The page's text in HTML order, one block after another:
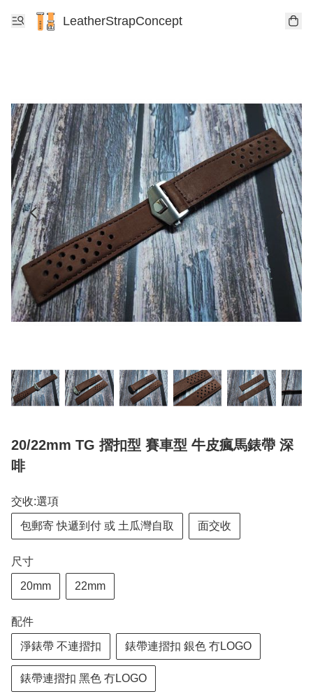
LeatherStrapConcept
20/22mm TG 摺扣型 賽車型 牛皮瘋馬錶帶 深
啡
交收:選項
包郵寄 快遞到付 或 土瓜灣自取 面交收
尺寸
20mm 22mm
配件
淨錶帶 不連摺扣 錶帶連摺扣 銀色 冇LOGO
錶帶連摺扣 黑色 冇LOGO